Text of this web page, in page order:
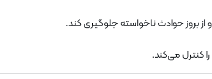
بروز حوادث ناخواسته جلوگیری کند.
کنترل می‌کند.